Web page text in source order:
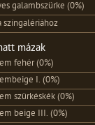
galambszürke (0%)
színgalériához
mázak
fehér (0%)
I. (0%)
szürkéskék (0%)
beige III. (0%)